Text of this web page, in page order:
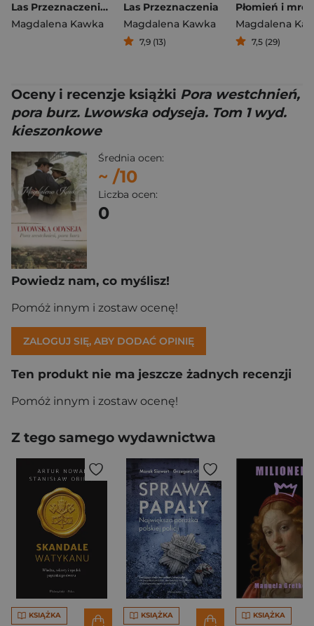
Las Przeznaczenia. Duże litery
Magdalena Kawka
Las Przeznaczenia
Magdalena Kawka
7,9 (13)
Płomień i mrok
Magdalena
7,5 (29)
Oceny i recenzje książki Pora westchnień,
pora burz. Lwowska odyseja. Tom 1 wyd.
kieszonkowe
Średnia ocen:
~ /10
Liczba ocen:
0
Powiedz nam, co myślisz!
Pomóż innym i zostaw ocenę!
ZALOGUJ SIĘ, ABY DODAĆ OPINIĘ
Ten produkt nie ma jeszcze żadnych recenzji
Pomóż innym i zostaw ocenę!
Z tego samego wydawnictwa
KSIĄŻKA KSIĄŻKA KSIĄŻKA